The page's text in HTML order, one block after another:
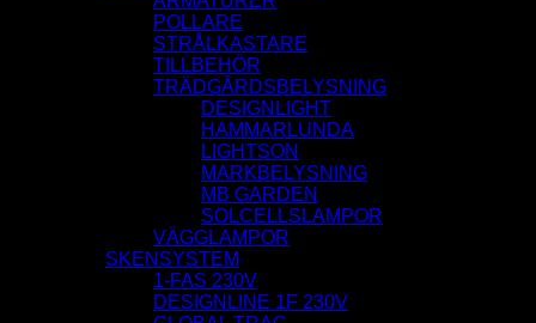
POLLARE
STRÅLKASTARE
TILLBEHÖR
TRÄDGÅRDSBELYSNING
DESIGNLIGHT
HAMMARLUNDA
LIGHTSON
MARKBELYSNING
MB GARDEN
SOLCELLSLAMPOR
VÄGGLAMPOR
SKENSYSTEM
1-FAS 230V
DESIGNLINE 1F 230V